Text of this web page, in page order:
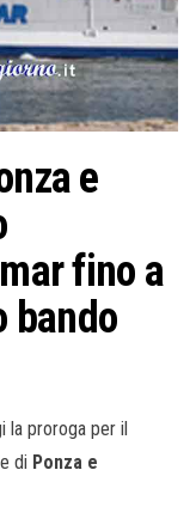
n
e
e
fino a
bando
la proroga per il
di Ponza e